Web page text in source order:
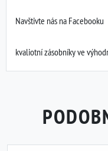
Navštivte nás na Facebooku
kvaliotní zásobníky ve